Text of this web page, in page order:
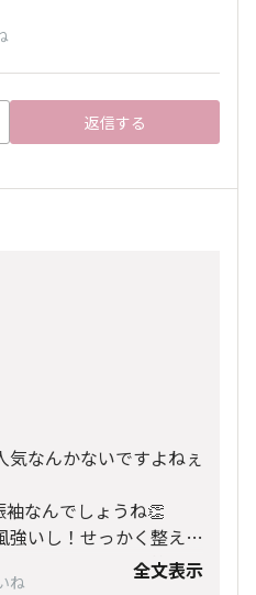
返信する
気なんかないですよねぇ
袖なんでしょうね👏
強いし！せっかく整えた
いますよね～！！笑
ね 全文表示